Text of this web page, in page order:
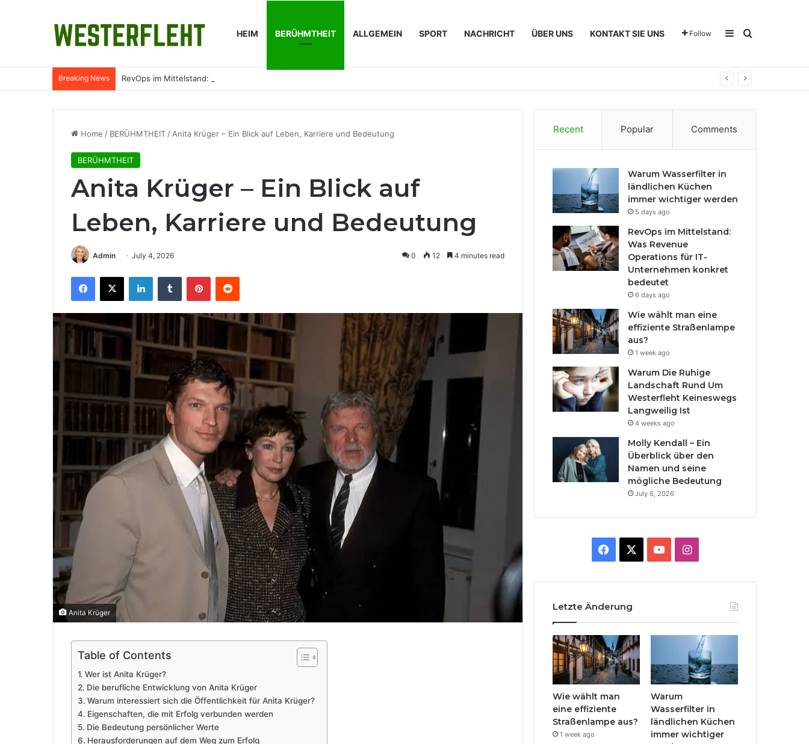
HEIM BERÜHMTHEIT ALLGEMEIN SPORT NACHRICHT ÜBER UNS KONTAKT SIE UNS Follow SidebarSearch for
Breaking News RevOps im Mittelstand: Was Revenue Operations für IT-Unternehmen konkret bedeutet
Home / BERÜHMTHEIT / Anita Krüger – Ein Blick auf Leben, Karriere und Bedeutung
BERÜHMTHEIT
Anita Krüger – Ein Blick auf
Leben, Karriere und Bedeutung
Admin July 4, 2026 0 12 4 minutes read
Facebook
X LinkedInTumblr PinterestReddit
Anita Krüger
Table of Contents
Wer ist Anita Krüger?
Die berufliche Entwicklung von Anita Krüger
Warum interessiert sich die Öffentlichkeit für Anita Krüger?
Eigenschaften, die mit Erfolg verbunden werden
Die Bedeutung persönlicher Werte
Herausforderungen auf dem Weg zum Erfolg
Recent Popular Comments
Warum Wasserfilter in
ländlichen Küchen
immer wichtiger werden
5 days ago
RevOps im Mittelstand:
Was Revenue
Operations für IT-
Unternehmen konkret
bedeutet
6 days ago
Wie wählt man eine
effiziente Straßenlampe
aus?
1 week ago
Warum Die Ruhige
Landschaft Rund Um
Westerfleht Keineswegs
Langweilig Ist
4 weeks ago
Molly Kendall – Ein
Überblick über den
Namen und seine
mögliche Bedeutung
July 6, 2026
Facebook YouTubeInstagram
Letzte Änderung
Wie wählt man
eine effiziente
Straßenlampe aus?
1 week ago
Warum
Wasserfilter in
ländlichen Küchen
immer wichtiger